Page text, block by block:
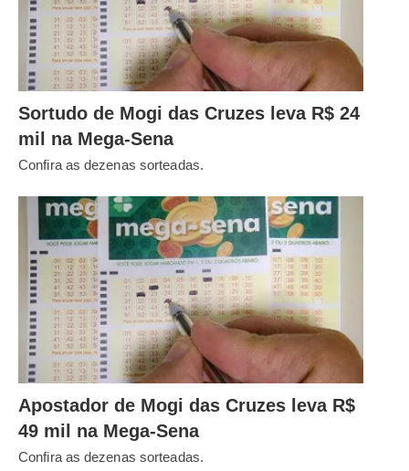
Sortudo de Mogi das Cruzes leva R$ 24
mil na Mega-Sena
Confira as dezenas sorteadas.
Apostador de Mogi das Cruzes leva R$
49 mil na Mega-Sena
Confira as dezenas sorteadas.